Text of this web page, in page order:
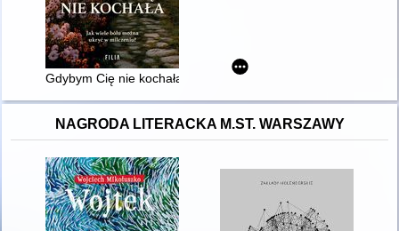
Gdybym Cię nie kochała
NAGRODA LITERACKA M.ST. WARSZAWY